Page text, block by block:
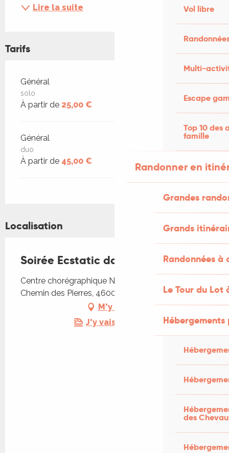
Vol libre
Multi-
Escape
Top 10 des
famille
Randonner en
Grandes
Grands
Randonnées
Le Tour du Lot
des
Lire la suite
Tarifs
Tarifs 2026
Général
solo
À partir de 25,00 €
Général
duo
À partir de 45,00 €
Localisation
Soirée Ecstatic dance "Ascension"
Centre chorégraphique Nora Turpault, 384
Chemin des Pierres, 46000 Cahors
M'y rendre
J'y vais en train !